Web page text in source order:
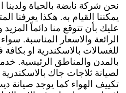
نحن شركة نابضة بالحياة ولدينا
يمكننا القيام به. هكذا يعرفنا
عليك بأن تتوقع منا دائماً
الرائعة والاسعار المناسبة.
للغسالات بالاسكندرية او بكافة
بالمدن والمناطق الرئيسية.
لصيانة ثلاجات جاك
تكييف الهواء كما يوجد صيانة